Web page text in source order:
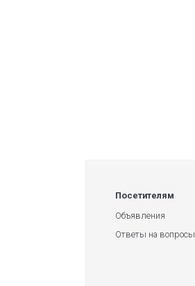
Посетителям
Объявления
Ответы на вопросы